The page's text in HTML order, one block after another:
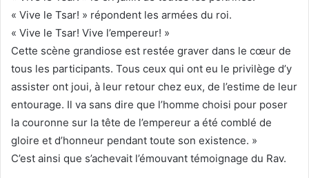
« Vive le Tsar! » répondent les armées du roi.
« Vive le Tsar! Vive l’empereur! »
Cette scène grandiose est restée graver dans le cœur de
tous les participants. Tous ceux qui ont eu le privilège d’y
assister ont joui, à leur retour chez eux, de l’estime de leur
entourage. Il va sans dire que l’homme choisi pour poser
la couronne sur la tête de l’empereur a été comblé de
gloire et d’honneur pendant toute son existence. »
C’est ainsi que s’achevait l’émouvant témoignage du Rav.